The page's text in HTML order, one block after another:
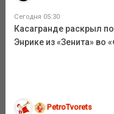
Сегодня 05:30
Касагранде раскрыл
Энрике из «Зенита» во
PetroTvorets